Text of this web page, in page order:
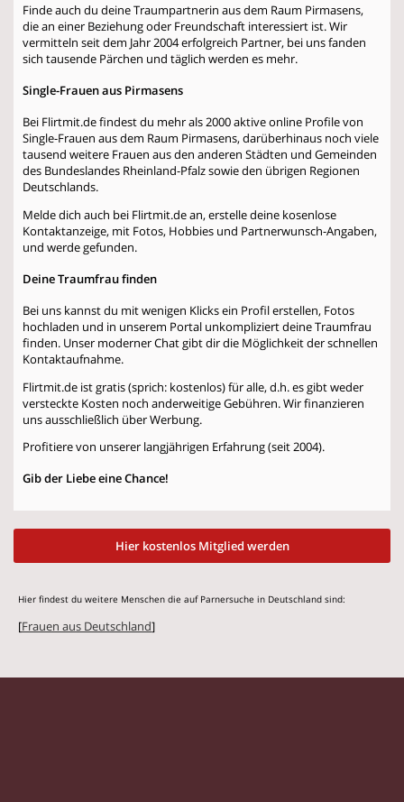
Finde auch du deine Traumpartnerin aus dem Raum Pirmasens,
die an einer Beziehung oder Freundschaft interessiert ist. Wir
vermitteln seit dem Jahr 2004 erfolgreich Partner, bei uns fanden
sich tausende Pärchen und täglich werden es mehr.
Single-Frauen aus Pirmasens
Bei Flirtmit.de findest du mehr als 2000 aktive online Profile von
Single-Frauen aus dem Raum Pirmasens, darüberhinaus noch viele
tausend weitere Frauen aus den anderen Städten und Gemeinden
des Bundeslandes Rheinland-Pfalz sowie den übrigen Regionen
Deutschlands.
Melde dich auch bei Flirtmit.de an, erstelle deine kosenlose
Kontaktanzeige, mit Fotos, Hobbies und Partnerwunsch-Angaben,
und werde gefunden.
Deine Traumfrau finden
Bei uns kannst du mit wenigen Klicks ein Profil erstellen, Fotos
hochladen und in unserem Portal unkompliziert deine Traumfrau
finden. Unser moderner Chat gibt dir die Möglichkeit der schnellen
Kontaktaufnahme.
Flirtmit.de ist gratis (sprich: kostenlos) für alle, d.h. es gibt weder
versteckte Kosten noch anderweitige Gebühren. Wir finanzieren
uns ausschließlich über Werbung.
Profitiere von unserer langjährigen Erfahrung (seit 2004).
Gib der Liebe eine Chance!
Hier kostenlos Mitglied werden
Hier findest du weitere Menschen die auf Parnersuche in Deutschland sind:
[Frauen aus Deutschland]